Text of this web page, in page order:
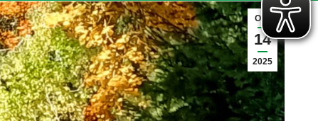
Okt.
14
2025